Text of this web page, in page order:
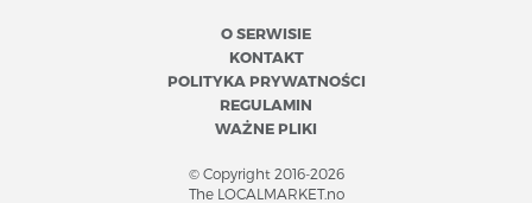
O SERWISIE
KONTAKT
POLITYKA PRYWATNOŚCI
REGULAMIN
WAŻNE PLIKI
© Copyright 2016-2026
The LOCALMARKET.no